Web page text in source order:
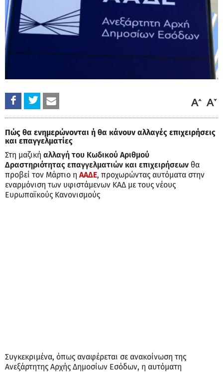
Πώς θα ενημερώνονται ή θα κάνουν αλλαγές επιχειρήσεις
και επαγγελματίες
Στη μαζική αλλαγή του Κωδικού Αριθμού
Δραστηριότητας επαγγελματιών και επιχειρήσεων θα
προβεί τον Μάρτιο η ΑΑΔΕ, προχωρώντας αυτόματα στην
εναρμόνιση των υφιστάμενων ΚΑΔ με τους νέους
Ευρωπαϊκούς Κανονισμούς
Συγκεκριμένα, όπως αναφέρεται σε ανακοίνωση της
Ανεξάρτητης Αρχής Δημοσίων Εσόδων, η αυτόματη